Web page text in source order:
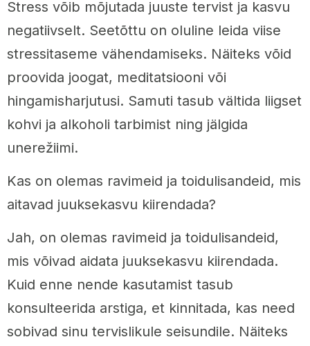
Stress võib mõjutada juuste tervist ja kasvu
negatiivselt. Seetõttu on oluline leida viise
stressitaseme vähendamiseks. Näiteks võid
proovida joogat, meditatsiooni või
hingamisharjutusi. Samuti tasub vältida liigset
kohvi ja alkoholi tarbimist ning jälgida
unerežiimi.
Kas on olemas ravimeid ja toidulisandeid, mis
aitavad juuksekasvu kiirendada?
Jah, on olemas ravimeid ja toidulisandeid,
mis võivad aidata juuksekasvu kiirendada.
Kuid enne nende kasutamist tasub
konsulteerida arstiga, et kinnitada, kas need
sobivad sinu tervislikule seisundile. Näiteks